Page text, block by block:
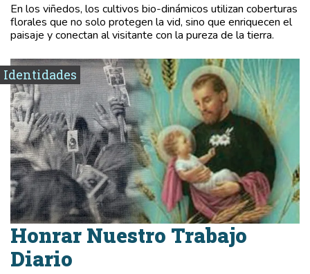
En los viñedos, los cultivos bio-dinámicos utilizan coberturas
florales que no solo protegen la vid, sino que enriquecen el
paisaje y conectan al visitante con la pureza de la tierra.
Identidades
Honrar Nuestro Trabajo
Diario